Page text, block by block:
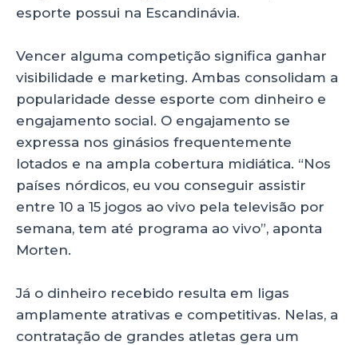
esporte possui na Escandinávia.
Vencer alguma competição significa ganhar
visibilidade e marketing. Ambas consolidam a
popularidade desse esporte com dinheiro e
engajamento social. O engajamento se
expressa nos ginásios frequentemente
lotados e na ampla cobertura midiática. “Nos
países nórdicos, eu vou conseguir assistir
entre 10 a 15 jogos ao vivo pela televisão por
semana, tem até programa ao vivo”, aponta
Morten.
Já o dinheiro recebido resulta em ligas
amplamente atrativas e competitivas. Nelas, a
contratação de grandes atletas gera um